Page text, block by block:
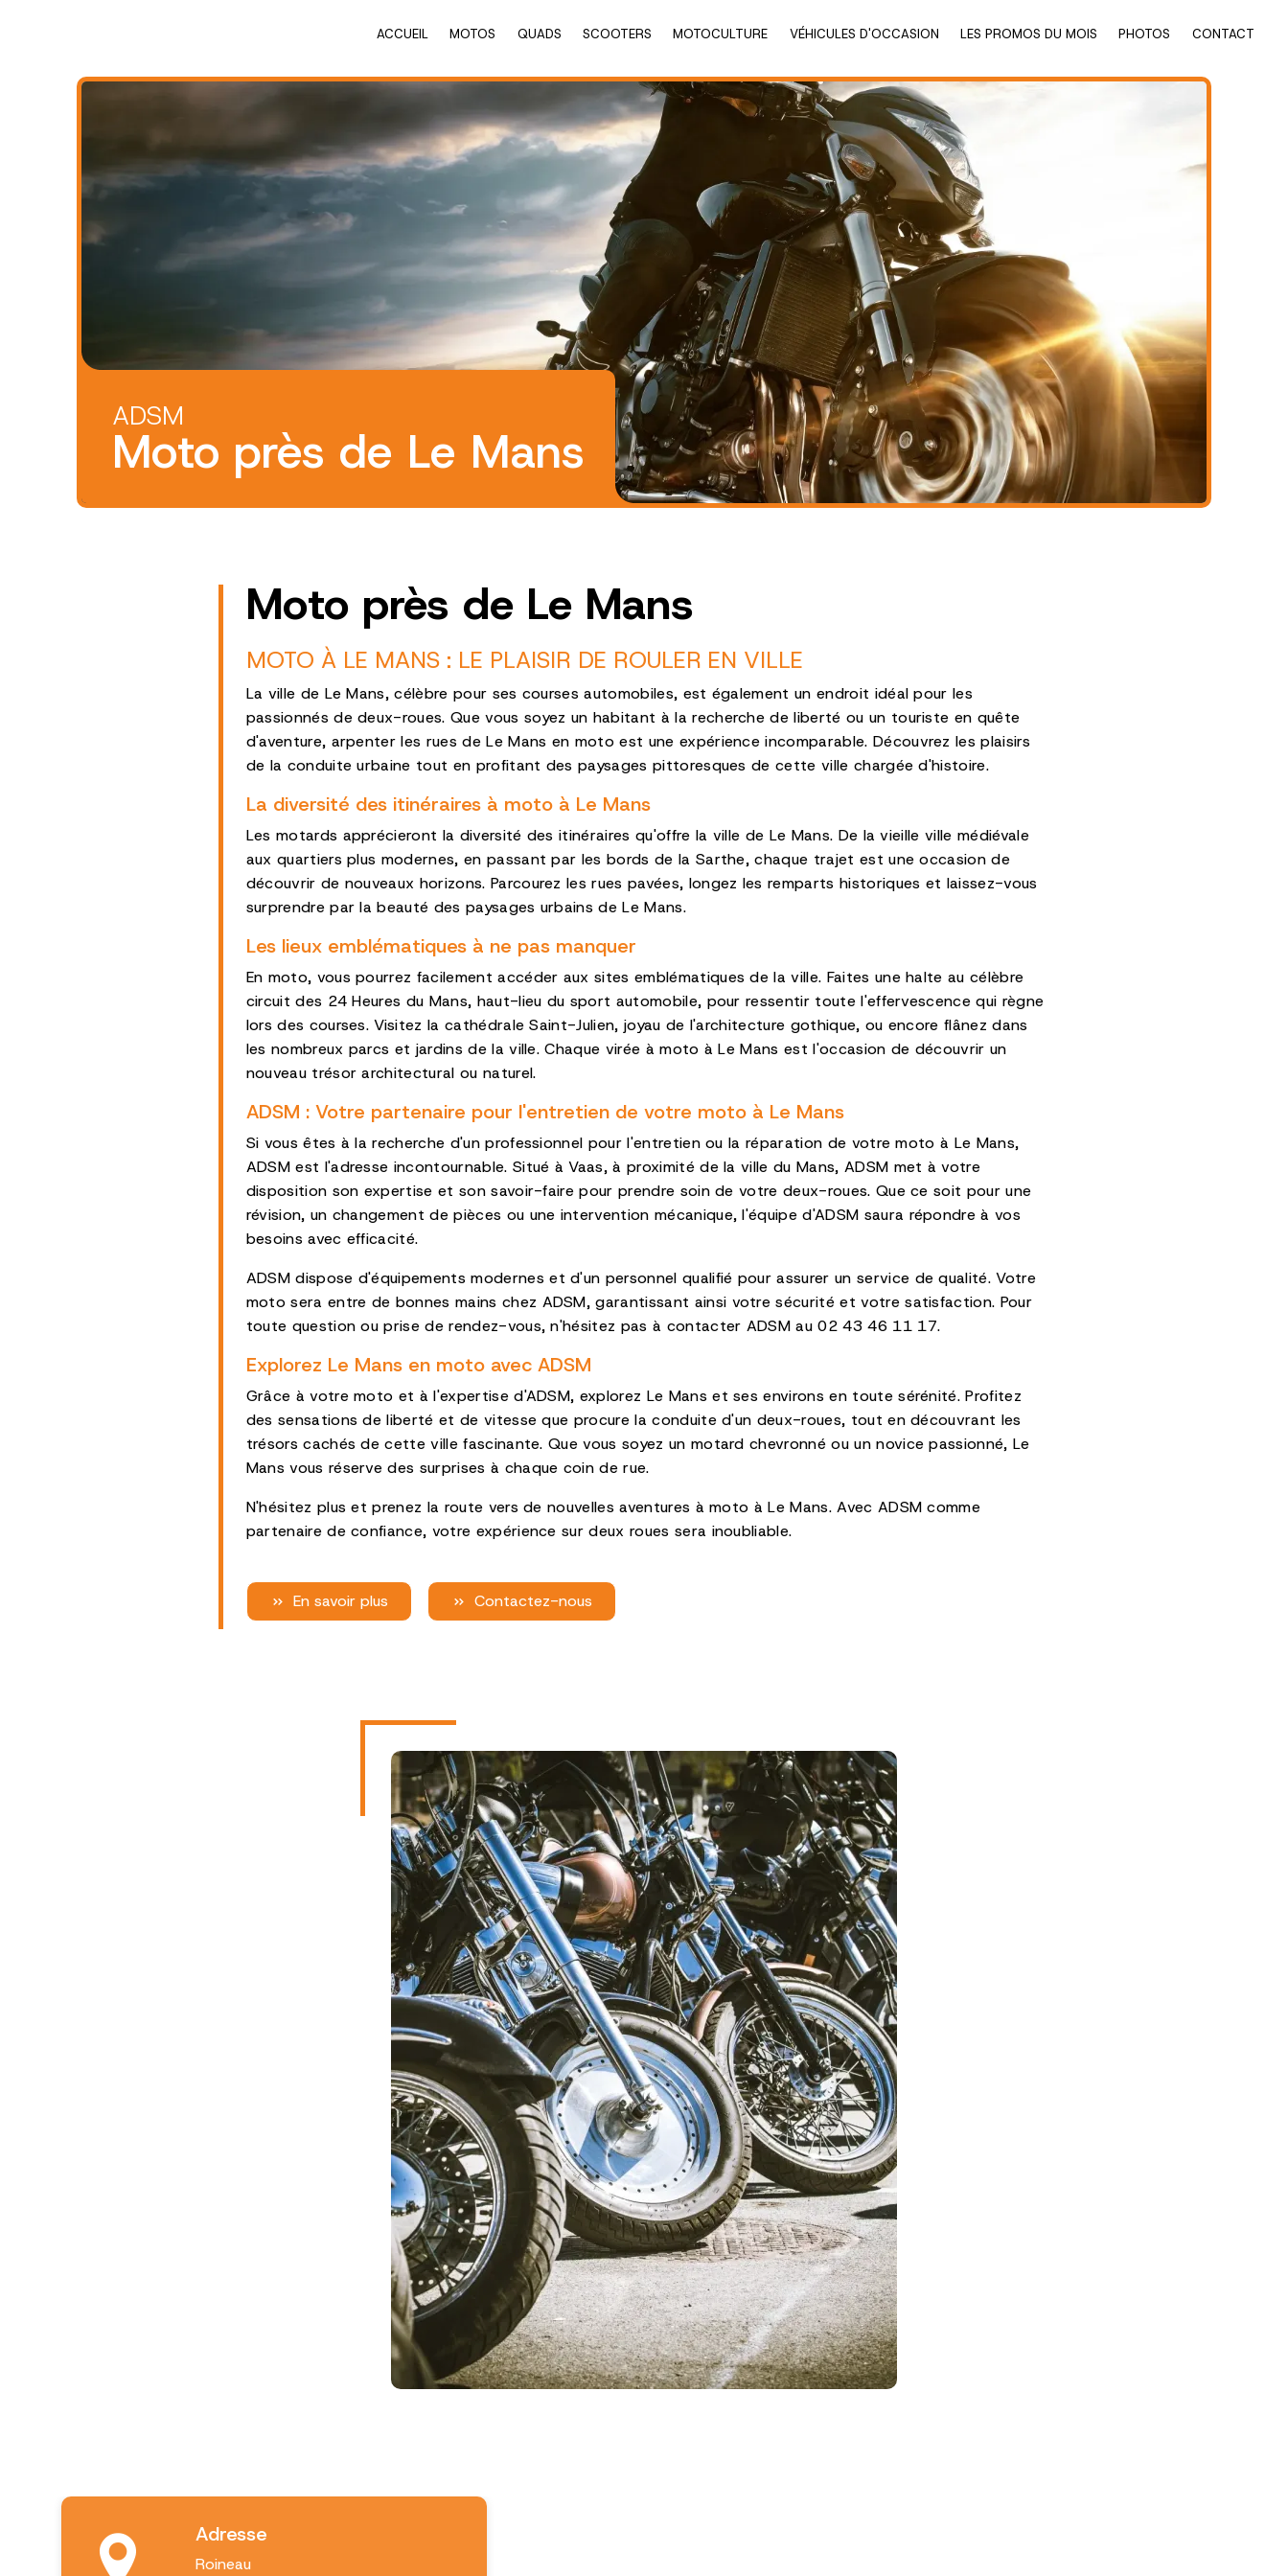
ACCUEIL MOTOS QUADS SCOOTERS MOTOCULTURE VÉHICULES D'OCCASION LES PROMOS DU MOIS PHOTOS CONTACT
Moto près de Le Mans
ADSM
Moto près de Le Mans
MOTO À LE MANS : LE PLAISIR DE ROULER EN VILLE
La ville de Le Mans, célèbre pour ses courses automobiles, est également un endroit idéal pour les
passionnés de deux-roues. Que vous soyez un habitant à la recherche de liberté ou un touriste en quête
d'aventure, arpenter les rues de Le Mans en moto est une expérience incomparable. Découvrez les plaisirs
de la conduite urbaine tout en profitant des paysages pittoresques de cette ville chargée d'histoire.
La diversité des itinéraires à moto à Le Mans
Les motards apprécieront la diversité des itinéraires qu'offre la ville de Le Mans. De la vieille ville médiévale
aux quartiers plus modernes, en passant par les bords de la Sarthe, chaque trajet est une occasion de
découvrir de nouveaux horizons. Parcourez les rues pavées, longez les remparts historiques et laissez-vous
surprendre par la beauté des paysages urbains de Le Mans.
Les lieux emblématiques à ne pas manquer
En moto, vous pourrez facilement accéder aux sites emblématiques de la ville. Faites une halte au célèbre
circuit des 24 Heures du Mans, haut-lieu du sport automobile, pour ressentir toute l'effervescence qui règne
lors des courses. Visitez la cathédrale Saint-Julien, joyau de l'architecture gothique, ou encore flânez dans
les nombreux parcs et jardins de la ville. Chaque virée à moto à Le Mans est l'occasion de découvrir un
nouveau trésor architectural ou naturel.
ADSM : Votre partenaire pour l'entretien de votre moto à Le Mans
Si vous êtes à la recherche d'un professionnel pour l'entretien ou la réparation de votre moto à Le Mans,
ADSM est l'adresse incontournable. Situé à Vaas, à proximité de la ville du Mans, ADSM met à votre
disposition son expertise et son savoir-faire pour prendre soin de votre deux-roues. Que ce soit pour une
révision, un changement de pièces ou une intervention mécanique, l'équipe d'ADSM saura répondre à vos
besoins avec efficacité.
ADSM dispose d'équipements modernes et d'un personnel qualifié pour assurer un service de qualité. Votre
moto sera entre de bonnes mains chez ADSM, garantissant ainsi votre sécurité et votre satisfaction. Pour
toute question ou prise de rendez-vous, n'hésitez pas à contacter ADSM au 02 43 46 11 17.
Explorez Le Mans en moto avec ADSM
Grâce à votre moto et à l'expertise d'ADSM, explorez Le Mans et ses environs en toute sérénité. Profitez
des sensations de liberté et de vitesse que procure la conduite d'un deux-roues, tout en découvrant les
trésors cachés de cette ville fascinante. Que vous soyez un motard chevronné ou un novice passionné, Le
Mans vous réserve des surprises à chaque coin de rue.
N'hésitez plus et prenez la route vers de nouvelles aventures à moto à Le Mans. Avec ADSM comme
partenaire de confiance, votre expérience sur deux roues sera inoubliable.
En savoir plus Contactez-nous
Adresse
Roineau